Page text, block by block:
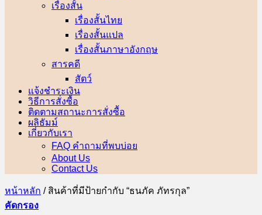
เรื่องสั้น
เรื่องสั้นไทย
เรื่องสั้นแปล
เรื่องสั้นภาษาอังกฤษ
สารคดี
สัตว์
แจ้งชำระเงิน
วิธีการสั่งซื้อ
ติดตามสถานะการสั่งซื้อ
ผลิธัมม์
เกี่ยวกับเรา
FAQ คำถามที่พบบ่อย
About Us
Contact Us
หน้าหลัก /สินค้าที่มีป้ายกำกับ “ธนภัค ภัทรกุล”
คัดกรอง